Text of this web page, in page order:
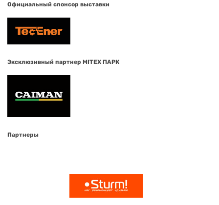
Официальный спонсор выставки
Эксклюзивный партнер MITEX ПАРК
Партнеры